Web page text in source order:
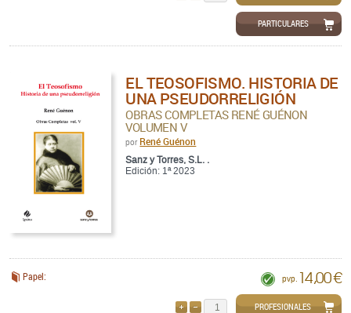
PARTICULARES
EL TEOSOFISMO. HISTORIA DE
UNA PSEUDORRELIGIÓN
OBRAS COMPLETAS RENÉ GUÉNON
VOLUMEN V
por René Guénon
Sanz y Torres, S.L. .
Edición: 1ª 2023
Papel: pvp. 14,00 €
QUITARPROFESIONALES